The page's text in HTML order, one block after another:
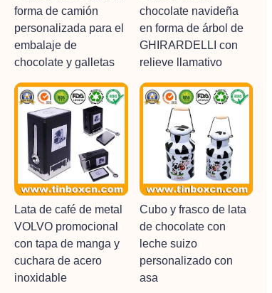
forma de camión
personalizada para el
embalaje de
chocolate y galletas
chocolate navideña
en forma de árbol de
GHIRARDELLI con
relieve llamativo
Lata de café de metal
VOLVO promocional
con tapa de manga y
cuchara de acero
inoxidable
Cubo y frasco de lata
de chocolate con
leche suizo
personalizado con
asa